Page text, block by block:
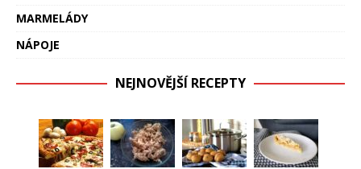
MARMELÁDY
NÁPOJE
NEJNOVĚJŠÍ RECEPTY